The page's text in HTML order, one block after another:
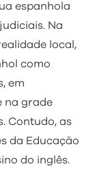
espanhola
Na
local,
como
em
na grade
Contudo, as
da Educação
do inglês.